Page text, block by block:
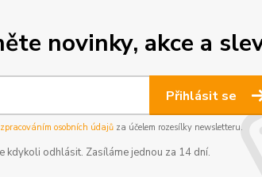
novinky, akce a
Přihlásit se
zpracováním osobních údajůza účelem rozesílky newsletteru.
kdykoli odhlásit. Zasíláme jednou za 14 dní.